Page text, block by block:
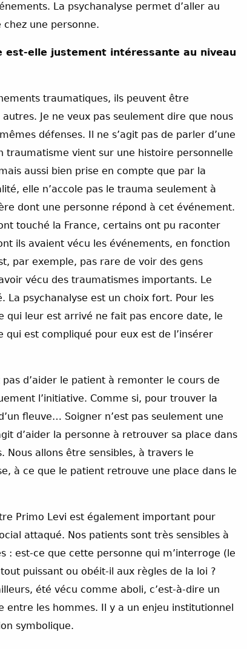
La psychanalyse permet d’aller au
une personne.
est-elle justement intéressante au niveau
traumatiques, ils peuvent être
Je ne veux pas seulement dire que nous
défenses. Il ne s’agit pas de parler d’une
traumatisme vient sur une histoire personnelle
aussi bien prise en compte que par la
elle n’accole pas le trauma seulement à
dont une personne répond à cet événement.
touché la France, certains ont pu raconter
ils avaient vécu les événements, en fonction
par exemple, pas rare de voir des gens
vécu des traumatismes importants. Le
La psychanalyse est un choix fort. Pour les
qui leur est arrivé ne fait pas encore date, le
est compliqué pour eux est de l’insérer
d’aider le patient à remonter le cours de
l’initiative. Comme si, pour trouver la
fleuve… Soigner n’est pas seulement une
d’aider la personne à retrouver sa place dans
allons être sensibles, à travers le
à ce que le patient retrouve une place dans le
Primo Levi est également important pour
attaqué. Nos patients sont très sensibles à
: est-ce que cette personne qui m’interroge (le
puissant ou obéit-il aux règles de la loi ?
été vécu comme aboli, c’est-à-dire un
les hommes. Il y a un enjeu institutionnel
symbolique.